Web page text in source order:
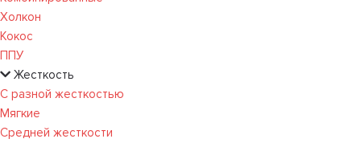
Холкон
Кокос
ППУ
Жесткость
С разной жесткостью
Мягкие
Средней жесткости